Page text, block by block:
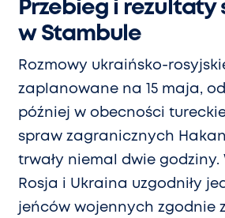
Przebieg i
w Stambule
Rozmowy ukraińsko-
zaplanowane na 15 maja,
później w obecności
spraw zagranicznych
trwały niemal dwie
Rosja i Ukraina uzgodniły
jeńców wojennych zgodnie z